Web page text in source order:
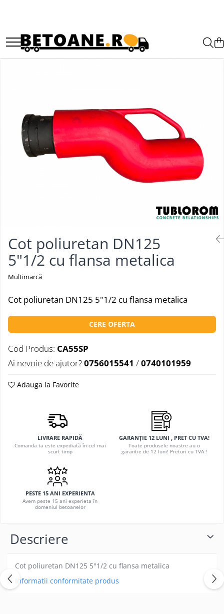
PIESE AUTOBETONIERE
AUTOBETONIERE STETTER
AUTOBETONIERE INTERMIX
AUTOBETONIERE PUTZMEISTER
Cot poliuretan DN125
5"1/2 cu flansa metalica
Multimarcă
Cot poliuretan DN125 5"1/2 cu flansa metalica
CERE OFERTA
Cod Produs: CA55SP
Ai nevoie de ajutor?0756015541 /0740101959
Adauga la Favorite
LIVRARE RAPIDĂ
Comanda ta este expediată în cel mai
scurt timp
GARANȚIE 12 LUNI , PRET CU TVA!
Toate produsele noastre au o
garanție de 12 luni! Preturi cu TVA !
PESTE 15 ANI EXPERIENTA
Avem peste 15 ani experieta în
domeniul betoanelor
Descriere
Cot poliuretan DN125 5"1/2 cu flansa metalica
Informatii conformitate produs